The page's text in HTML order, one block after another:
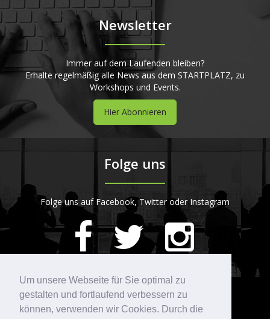
Um unsere Webseite für Sie optimal zu
gestalten und fortlaufend verbessern zu
können, verwenden wir Cookies. Durch die
Newsletter
Immer auf dem Laufenden bleiben?
Erhalte regelmäßig alle News aus dem STARTPLATZ, zu
Workshops und Events.
Hier Abonnieren
Folge uns
Folge uns auf Facebook, Twitter oder Instagram
STARTPLATZ
420Bewertungen auf ProvenExpert.com
Kontakt